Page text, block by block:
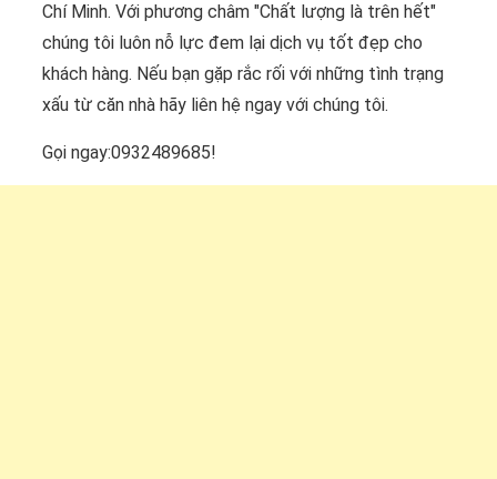
Chí Minh. Với phương châm "Chất lượng là trên hết"
chúng tôi luôn nỗ lực đem lại dịch vụ tốt đẹp cho
khách hàng. Nếu bạn gặp rắc rối với những tình trạng
xấu từ căn nhà hãy liên hệ ngay với chúng tôi.
Gọi ngay:0932489685!